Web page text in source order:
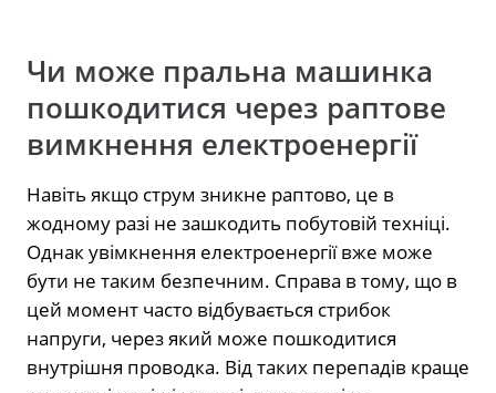
Чи може пральна машинка
пошкодитися через раптове
вимкнення електроенергії
Навіть якщо струм зникне раптово, це в
жодному разі не зашкодить побутовій техніці.
Однак увімкнення електроенергії вже може
бути не таким безпечним. Справа в тому, що в
цей момент часто відбувається стрибок
напруги, через який може пошкодитися
внутрішня проводка. Від таких перепадів краще